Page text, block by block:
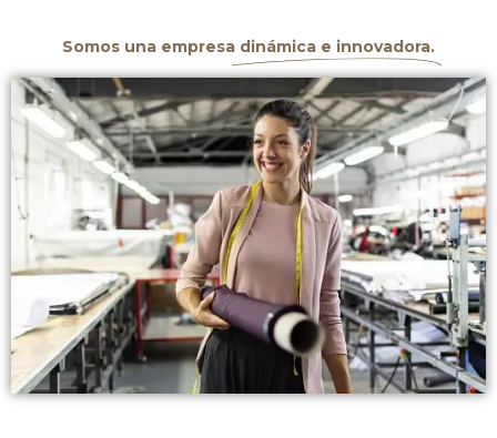
Somos una empresa dinámica e innovadora.